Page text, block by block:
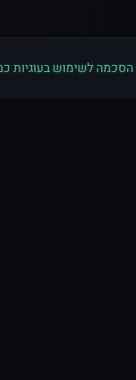
הסכמה לשימוש בעוגיות